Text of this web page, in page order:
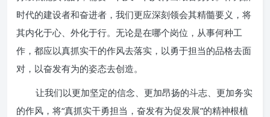
时代的建设者和奋进者，我们更应深刻领会其精髓要义，将
其内化于心、外化于行。无论是在哪个岗位，从事何种工
作，都应以真抓实干的作风去落实，以勇于担当的品格去面
对，以奋发有为的姿态去创造。
让我们以更加坚定的信念、更加昂扬的斗志、更加务实
的作风，将“真抓实干勇担当，奋发有为促发展”的精神根植